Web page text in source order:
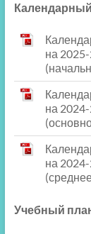
на
на
на
Учебный